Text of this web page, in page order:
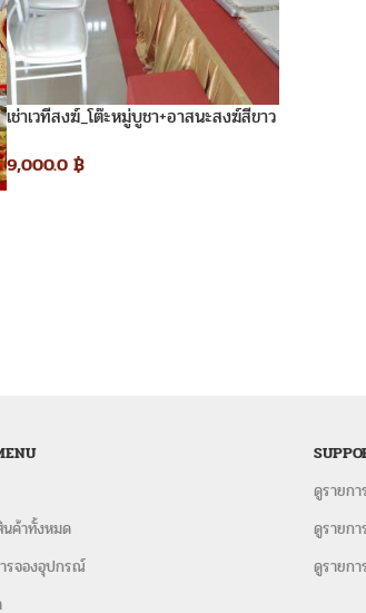
เช่าเวทีสงฆ์_โต๊ะหมู่บูชา+อาสนะสงฆ์สีขาว
เงิน
9,000.0 ฿
นค้าทั้งหมด
รจองอุปกรณ์
ดูรายกา
ดูรายก
ดูรายก